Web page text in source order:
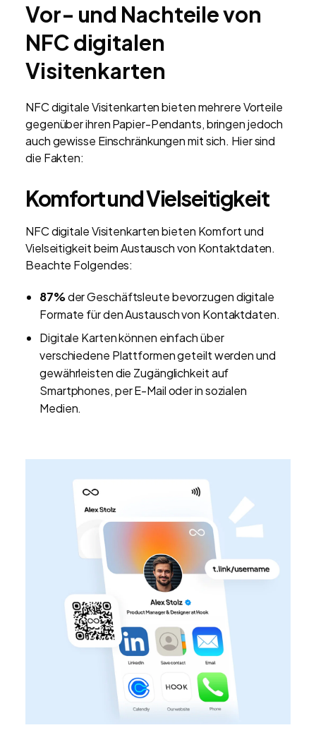
Vor- und Nachteile von
NFC digitalen
Visitenkarten
NFC digitale Visitenkarten bieten mehrere Vorteile
gegenüber ihren Papier-Pendants, bringen jedoch
auch gewisse Einschränkungen mit sich. Hier sind
die Fakten:
Komfort und Vielseitigkeit
NFC digitale Visitenkarten bieten Komfort und
Vielseitigkeit beim Austausch von Kontaktdaten.
Beachte Folgendes:
87%der Geschäftsleute bevorzugen digitale
Formate für den Austausch von Kontaktdaten.
Digitale Karten können einfach über
verschiedene Plattformen geteilt werden und
gewährleisten die Zugänglichkeit auf
Smartphones, per E-Mail oder in sozialen
Medien.